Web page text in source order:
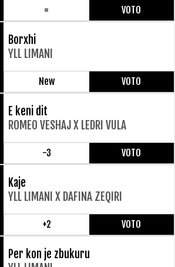
= VOTO
Borxhi
YLL LIMANI
New VOTO
E keni dit
ROMEO VESHAJ X LEDRI VULA
-3 VOTO
Kaje
YLL LIMANI X DAFINA ZEQIRI
+2 VOTO
Per kon je zbukuru